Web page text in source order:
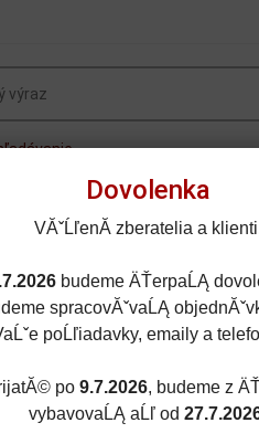
AUTOGALLERY.sk
LIETADLÁ DOPLNKY
Dovolenka
VĂˇĹľenĂ­ zberatelia a
budeme ÄŤerpaĹĄ
spracovĂˇvaĹĄ
poĹľiadavky, emaily a
po 9.7.2026, budeme z
vybavovaĹĄ aĹľ od